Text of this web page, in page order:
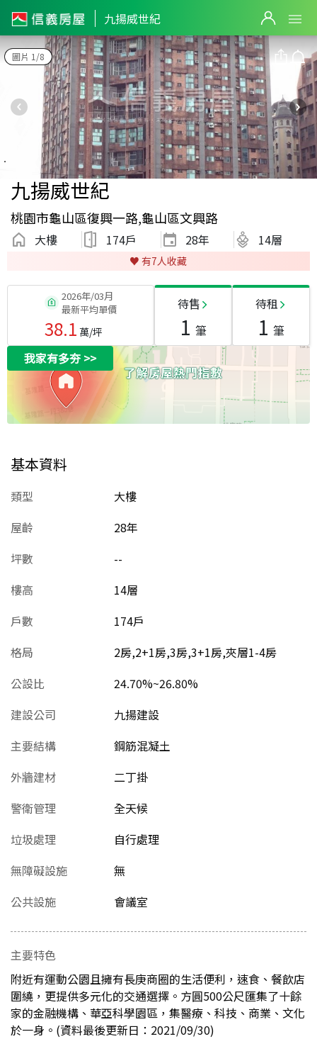
九揚威世紀
圖片 1/8
九揚威世紀
桃園市龜山區復興一路,龜山區文興路
大樓 174戶 28年 14層
♥️ 有7人收藏
2026年/03月
最新平均單價
38.1 萬/坪
待售
1 筆
待租
1 筆
我家有多夯>>
基本資料
類型
大樓
屋齡
28年
坪數
--
樓高
14層
戶數
174戶
格局
2房,2+1房,3房,3+1房,夾層1-4房
公設比
24.70%~26.80%
建設公司
九揚建設
主要結構
鋼筋混凝土
外牆建材
二丁掛
警衛管理
全天候
垃圾處理
自行處理
無障礙設施
無
公共設施
會議室
主要特色
附近有運動公園且擁有長庚商圈的生活便利，速食、餐飲店
圍繞，更提供多元化的交通選擇。方圓500公尺匯集了十餘
家的金融機構、華亞科學園區，集醫療、科技、商業、文化
於一身。(資料最後更新日：2021/09/30)